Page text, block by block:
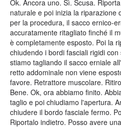
Ok. Ancora uno. Sì. Scusa.
naturale e poi inizia la riparazione
per la procedura, il sacco ernico-
accuratamente ritagliato finché il
è completamente esposto. Poi la
chiudendo i bordi fasciali rigidi
stiamo tagliando il sacco erniale
retto addominale non viene
favore. Retrattore muscolare.
Bene. Ok, ora abbiamo finito.
taglio e poi chiudiamo l'apertura.
chiudere il bordo fasciale fermo.
Riportalo indietro. Posso avere